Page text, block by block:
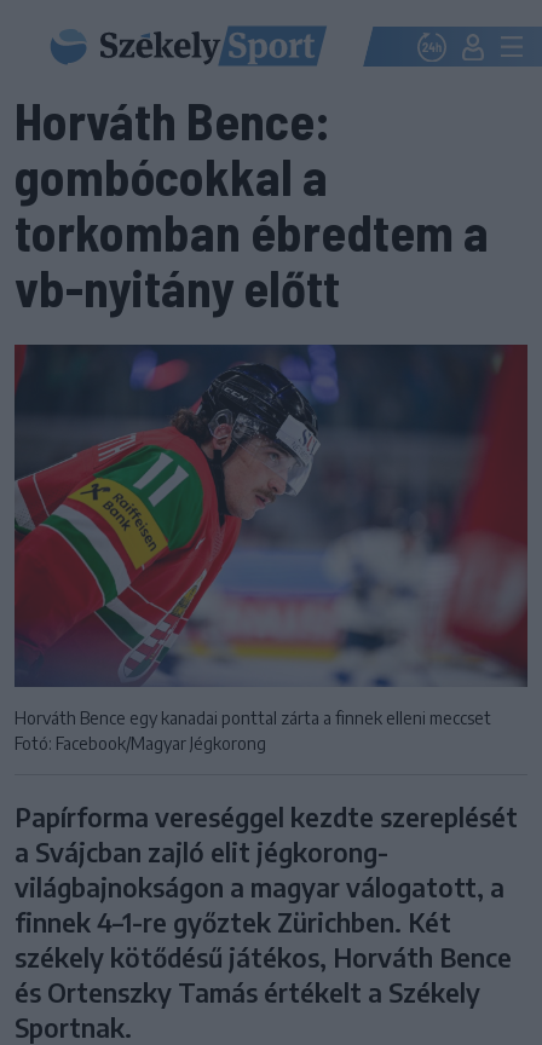
Horváth Bence:
gombócokkal a
torkomban ébredtem a
vb-nyitány előtt
Horváth Bence egy kanadai ponttal zárta a finnek elleni meccset
Fotó: Facebook/Magyar Jégkorong
Papírforma vereséggel kezdte szereplését
a Svájcban zajló elit jégkorong-
világbajnokságon a magyar válogatott, a
finnek 4–1-re győztek Zürichben. Két
székely kötődésű játékos, Horváth Bence
és Ortenszky Tamás értékelt a Székely
Sportnak.